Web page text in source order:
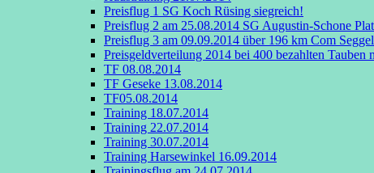
Preisflug 1 SG Koch Rüsing siegreich!
Preisflug 2 am 25.08.2014 SG Augustin-Schone
Preisflug 3 am 09.09.2014 über 196 km Com
Preisgeldverteilung 2014 bei 400 bezahlten Tauben
TF 08.08.2014
TF Geseke 13.08.2014
TF05.08.2014
Training 18.07.2014
Training 22.07.2014
Training 30.07.2014
Training Harsewinkel 16.09.2014